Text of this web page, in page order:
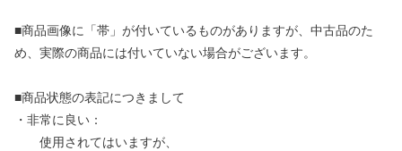
■商品画像に「帯」が付いているものがありますが、中古品のた
め、実際の商品には付いていない場合がございます。
■商品状態の表記につきまして
・非常に良い：
使用されてはいますが、